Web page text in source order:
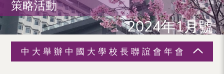
學
學
術
交
策略活動
2024年1月號
中大舉辦中國大學校長聯誼會年會